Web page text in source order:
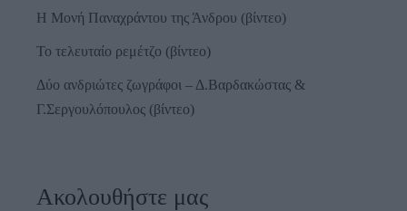
Η Μονή Παναχράντου της Άνδρου (βίντεο)
Το τελευταίο ρεμέτζο (βίντεο)
Δύο ανδριώτες ζωγράφοι – Δ.Βαρδακώστας &
Γ.Σεργουλόπουλος (βίντεο)
Ακολουθήστε μας